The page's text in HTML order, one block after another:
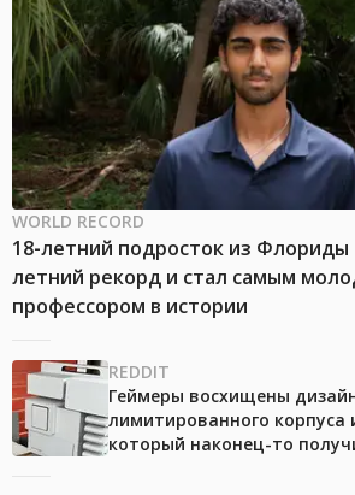
WORLD RECORD
18-летний подросток из Флориды
летний рекорд и стал самым
профессором в истории
REDDIT
Геймеры восхищены
лимитированного корпуса
который наконец-то